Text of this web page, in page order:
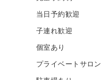
当日予約歓迎
子連れ歓迎
個室あり
プライベートサロン